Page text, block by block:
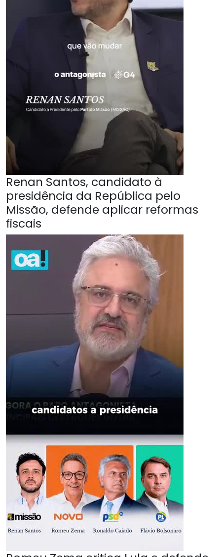
Renan Santos, candidato à
presidência da República pelo
Missão, defende aplicar reformas
fiscais